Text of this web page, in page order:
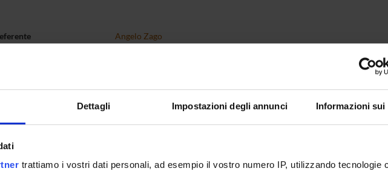
Dettagli Impostazioni degli annunci Informazioni sui
trattiamo i vostri dati personali, ad esempio il vostro numero IP, utilizzando tecnologie
Referente Angelo Zago